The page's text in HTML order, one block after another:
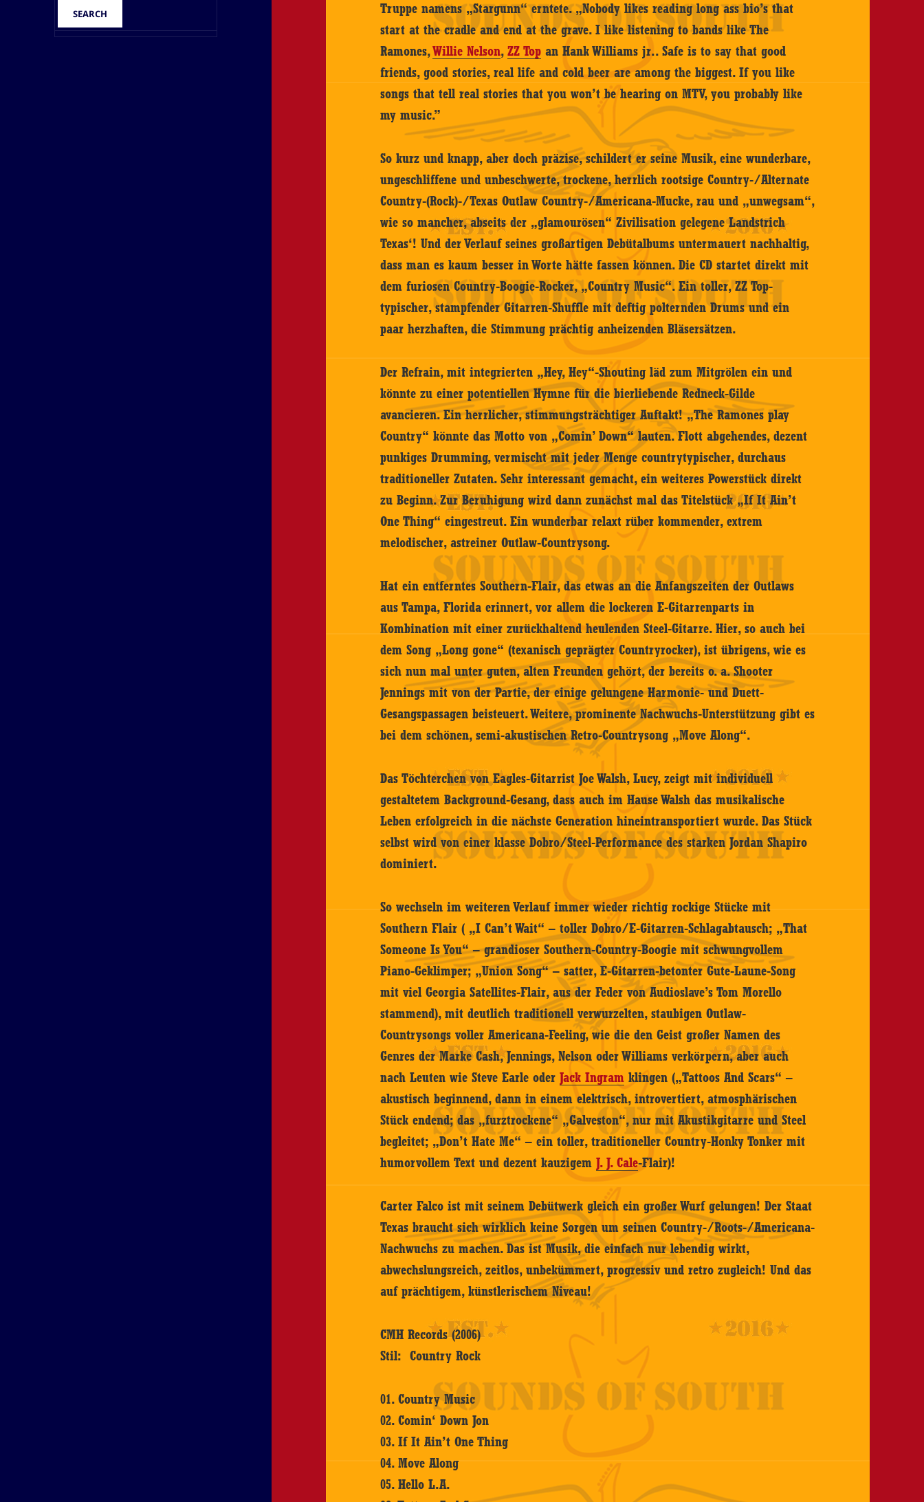
Truppe namens „Stargunn“ erntete. „Nobody likes reading long ass bio’s that
start at the cradle and end at the grave. I like listening to bands like The
Ramones,Willie Nelson,ZZ Top an Hank Williams jr.. Safe is to say that good
friends, good stories, real life and cold beer are among the biggest. If you like
songs that tell real stories that you won’t be hearing on MTV, you probably like
my music.”
So kurz und knapp, aber doch präzise, schildert er seine Musik, eine wunderbare,
ungeschliffene und unbeschwerte, trockene, herrlich rootsige Country-/Alternate
Country-(Rock)-/Texas Outlaw Country-/Americana-Mucke, rau und „unwegsam“,
wie so mancher, abseits der „glamourösen“ Zivilisation gelegene Landstrich
Texas‘! Und der Verlauf seines großartigen Debütalbums untermauert nachhaltig,
dass man es kaum besser in Worte hätte fassen können. Die CD startet direkt mit
dem furiosen Country-Boogie-Rocker, „Country Music“. Ein toller, ZZ Top-
typischer, stampfender Gitarren-Shuffle mit deftig polternden Drums und ein
paar herzhaften, die Stimmung prächtig anheizenden Bläsersätzen.
Der Refrain, mit integrierten „Hey, Hey“-Shouting läd zum Mitgrölen ein und
könnte zu einer potentiellen Hymne für die bierliebende Redneck-Gilde
avancieren. Ein herrlicher, stimmungsträchtiger Auftakt! „The Ramones play
Country“ könnte das Motto von „Comin’ Down“ lauten. Flott abgehendes, dezent
punkiges Drumming, vermischt mit jeder Menge countrytypischer, durchaus
traditioneller Zutaten. Sehr interessant gemacht, ein weiteres Powerstück direkt
zu Beginn. Zur Beruhigung wird dann zunächst mal das Titelstück „If It Ain’t
One Thing“ eingestreut. Ein wunderbar relaxt rüber kommender, extrem
melodischer, astreiner Outlaw-Countrysong.
Hat ein entferntes Southern-Flair, das etwas an die Anfangszeiten der Outlaws
aus Tampa, Florida erinnert, vor allem die lockeren E-Gitarrenparts in
Kombination mit einer zurückhaltend heulenden Steel-Gitarre. Hier, so auch bei
dem Song „Long gone“ (texanisch geprägter Countryrocker), ist übrigens, wie es
sich nun mal unter guten, alten Freunden gehört, der bereits o. a. Shooter
Jennings mit von der Partie, der einige gelungene Harmonie- und Duett-
Gesangspassagen beisteuert. Weitere, prominente Nachwuchs-Unterstützung gibt es
bei dem schönen, semi-akustischen Retro-Countrysong „Move Along“.
Das Töchterchen von Eagles-Gitarrist Joe Walsh, Lucy, zeigt mit individuell
gestaltetem Background-Gesang, dass auch im Hause Walsh das musikalische
Leben erfolgreich in die nächste Generation hineintransportiert wurde. Das Stück
selbst wird von einer klasse Dobro/Steel-Performance des starken Jordan Shapiro
dominiert.
So wechseln im weiteren Verlauf immer wieder richtig rockige Stücke mit
Southern Flair ( „I Can’t Wait“ – toller Dobro/E-Gitarren-Schlagabtausch; „That
Someone Is You“ – grandioser Southern-Country-Boogie mit schwungvollem
Piano-Geklimper; „Union Song“ – satter, E-Gitarren-betonter Gute-Laune-Song
mit viel Georgia Satellites-Flair, aus der Feder von Audioslave’s Tom Morello
stammend), mit deutlich traditionell verwurzelten, staubigen Outlaw-
Countrysongs voller Americana-Feeling, wie die den Geist großer Namen des
Genres der Marke Cash, Jennings, Nelson oder Williams verkörpern, aber auch
nach Leuten wie Steve Earle oderJack Ingram klingen („Tattoos And Scars“ –
akustisch beginnend, dann in einem elektrisch, introvertiert, atmosphärischen
Stück endend; das „furztrockene“ „Galveston“, nur mit Akustikgitarre und Steel
begleitet; „Don’t Hate Me“ – ein toller, traditioneller Country-Honky Tonker mit
humorvollem Text und dezent kauzigemJ. J. Cale-Flair)!
Carter Falco ist mit seinem Debütwerk gleich ein großer Wurf gelungen! Der Staat
Texas braucht sich wirklich keine Sorgen um seinen Country-/Roots-/Americana-
Nachwuchs zu machen. Das ist Musik, die einfach nur lebendig wirkt,
abwechslungsreich, zeitlos, unbekümmert, progressiv und retro zugleich! Und das
auf prächtigem, künstlerischem Niveau!
CMH Records (2006)
Stil: Country Rock
01. Country Music
02. Comin‘ Down Jon
03. If It Ain’t One Thing
04. Move Along
05. Hello L.A.